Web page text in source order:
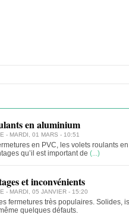
en aluminium
- MARDI, 01 MARS - 10:51
en PVC, les volets roulants
qu’il est important de (...)
et inconvénients
- MARDI, 05 JANVIER - 15:20
fermetures très populaires. Solides,
quelques défauts.